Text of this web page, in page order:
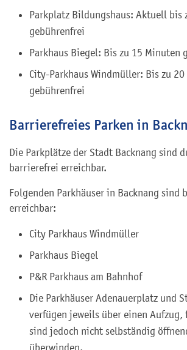
Parkplatz Bildungshaus: Aktuell bis
gebührenfrei
Parkhaus Biegel: Bis zu 15 Minuten
City-Parkhaus Windmüller: Bis zu
gebührenfrei
Barrierefreies Parken in
Die Parkplätze der Stadt Backnang sind
barrierefrei erreichbar.
Folgenden Parkhäuser in Backnang sind
erreichbar:
City Parkhaus Windmüller
Parkhaus Biegel
P&R Parkhaus am Bahnhof
Die Parkhäuser Adenauerplatz und
verfügen jeweils über einen Aufzug,
sind jedoch nicht selbständig
überwinden.